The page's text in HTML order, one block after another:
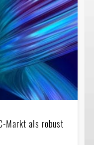
Markt als robust